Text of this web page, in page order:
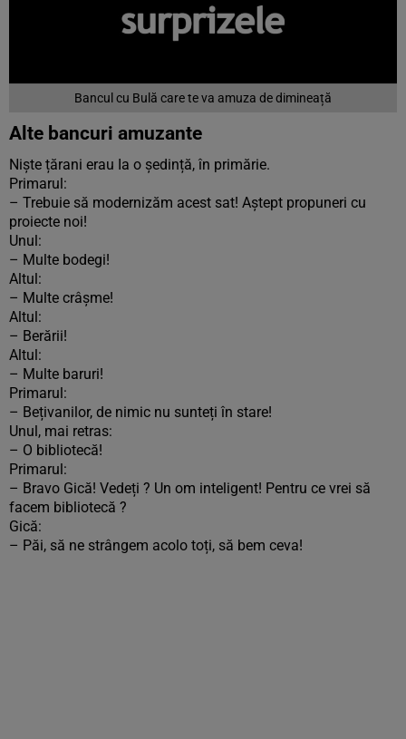
Bancul cu Bulă care te va amuza de dimineață
Alte bancuri amuzante
Niște țărani erau Ia o ședință, în primărie.
Primarul:
– Trebuie să modernizăm acest sat! Aștept propuneri cu
proiecte noi!
Unul:
– Multe bodegi!
Altul:
– Multe crâșme!
Altul:
– Berării!
Altul:
– Multe baruri!
Primarul:
– Bețivanilor, de nimic nu sunteți în stare!
Unul, mai retras:
– O bibliotecă!
Primarul:
– Bravo Gică! Vedeți ? Un om inteligent! Pentru ce vrei să
facem bibliotecă ?
Gică:
– Păi, să ne strângem acolo toți, să bem ceva!